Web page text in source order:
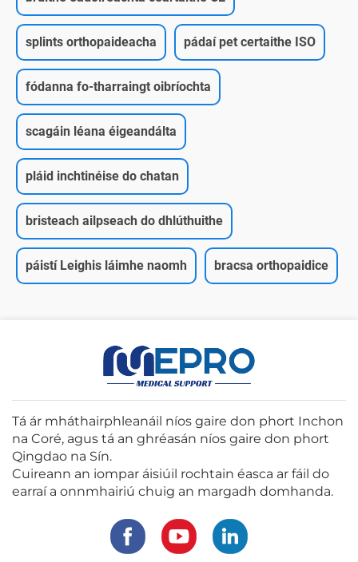
splints orthopaideacha pádaí pet certaithe ISO
fódanna fo-tharraingt oibríochta
scagáin léana éigeandálta
pláid inchtinéise do chatan
bristeach ailpseach do dhlúthuithe
páistí Leighis láimhe naomh bracsa orthopaidice
Tá ár mháthairphleanáil níos gaire don phort Inchon
na Coré, agus tá an ghréasán níos gaire don phort
Qingdao na Sín.
Cuireann an iompar áisiúil rochtain éasca ar fáil do
earraí a onnmhairiú chuig an margadh domhanda.